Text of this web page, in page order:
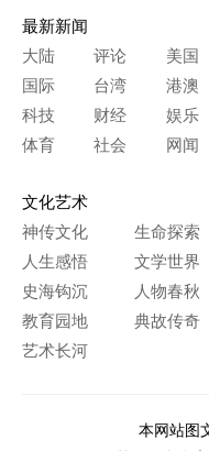
最新新闻
大陆
评论
美国
国际
台湾
港澳
科技
财经
娱乐
体育
社会 网闻
文化艺术
神传文化
生命探索
人生感悟
文学世界
史海钩沉
人物春秋
教育园地
典故传奇
艺术长河
本网站图